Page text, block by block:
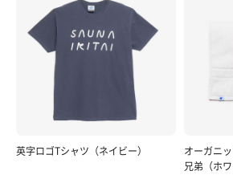
英字ロゴTシャツ（ネイビー）
オーガニ
兄弟（ホワ